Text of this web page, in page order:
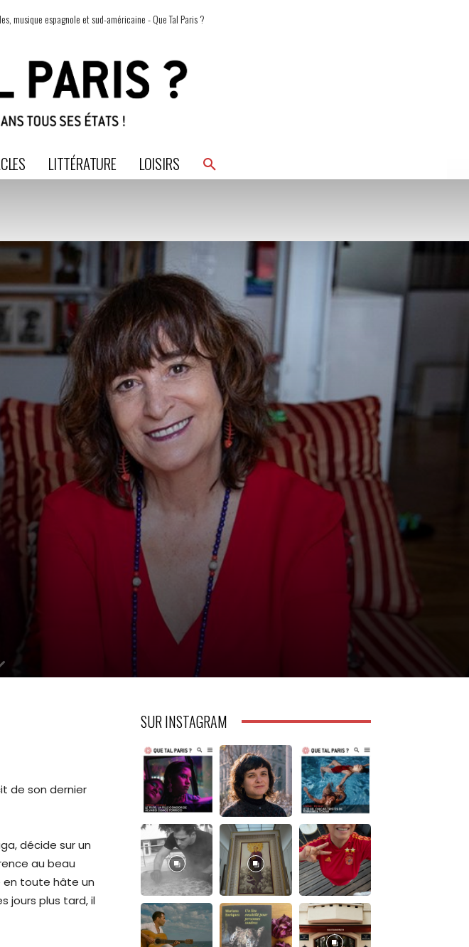
musique espagnole et sud-américaine - Que Tal Paris ?
LITTÉRATURE LOISIRS
de son dernier
décide sur un
au beau
en toute hâte un
jours plus tard, il
SUR INSTAGRAM